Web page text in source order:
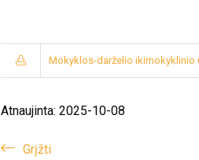
Mokyklos-darželio ikimokyklinio
Atnaujinta: 2025-10-08
Grįžti